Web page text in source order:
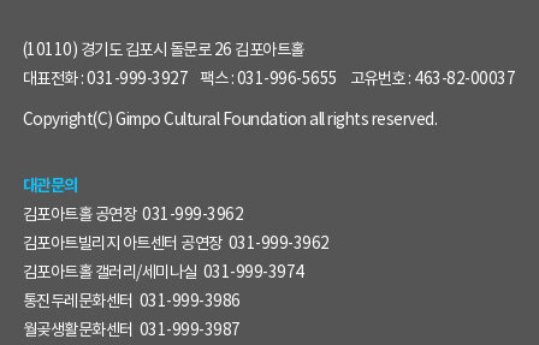
(10110) 경기도 김포시 돌문로 26 김포아트홀
대표전화 :031-999-3927 팩스 :031-996-5655 고유번호 : 463-82-00037
Copyright(C) Gimpo Cultural Foundation all rights reserved.
대관문의
김포아트홀 공연장 031-999-3962
김포아트빌리지 아트센터 공연장 031-999-3962
김포아트홀 갤러리/세미나실 031-999-3974
통진두레문화센터 031-999-3986
월곶생활문화센터 031-999-3987